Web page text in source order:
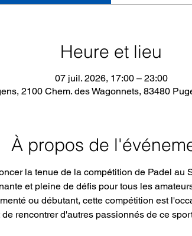
Heure et lieu
07 juil. 2026, 17:00 – 23:00
2100 Chem. des Wagonnets, 83480
À propos de
la tenue de la compétition de Padel au
et pleine de défis pour tous les
ou débutant, cette compétition est
rencontrer d'autres passionnés de ce